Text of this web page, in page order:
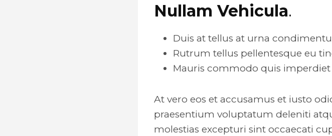
Nullam Vehicula.
Duis at tellus at urna
Rutrum tellus pellentesque eu
Mauris commodo quis
At vero eos et accusamus et iusto
praesentium voluptatum deleniti
molestias excepturi sint occaecati